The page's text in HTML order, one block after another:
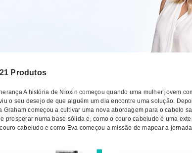
21 Produtos
A história de Nioxin começou quando uma mulher jovem
o seu desejo de que alguém um dia encontre uma solução.
Graham começou a cultivar uma nova abordagem para o cabelo
prosperar numa base sólida e, como o couro cabeludo é uma
cabeludo e como Eva começou a missão de mapear a